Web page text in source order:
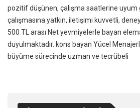
pozitif düşünen, çalışma saatlerine uyum
çalışmasına yatkın, iletişimi kuvvetli,
500 TL arası Net yevmiyelerle bayan
duyulmaktadır. kons bayan Yücel
büyüme sürecinde uzman ve tecrübeli